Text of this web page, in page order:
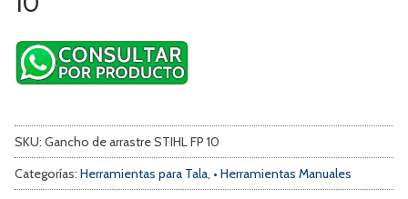
SKU: Gancho de arrastre STIHL FP 10
Categorías: Herramientas para Tala, • Herramientas Manuales